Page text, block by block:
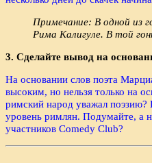
Примечание: В одной из
Рима Калигуле. В той
3. Сделайте вывод на
На основании слов поэта
высоким, но нельзя только на
римский народ уважал поэзию?
уровень римлян. Подумайте, а
участников Comedy Club?